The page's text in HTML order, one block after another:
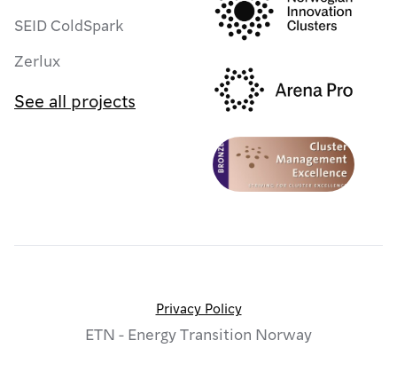
SEID ColdSpark
Zerlux
See all projects
ETN - Energy Transition Norway
Privacy Policy